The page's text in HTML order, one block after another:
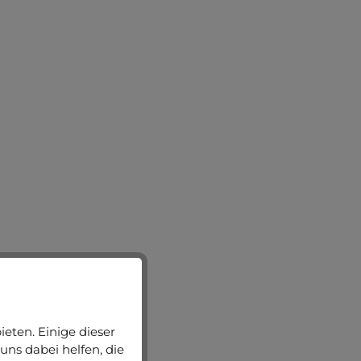
Einige dieser
dabei helfen, die